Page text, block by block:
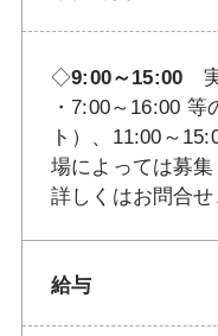
◇9:00～15:00
・7:00～16:00
ト）、11:00～
場によっては募集
詳しくはお問合せ
給与